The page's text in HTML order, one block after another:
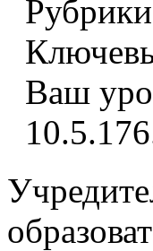
Рубрики
Ваш